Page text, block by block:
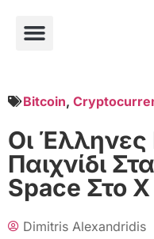
Bitcoin,
Οι
Παιχνίδι
Space Στο
Dimitris Alexandridis